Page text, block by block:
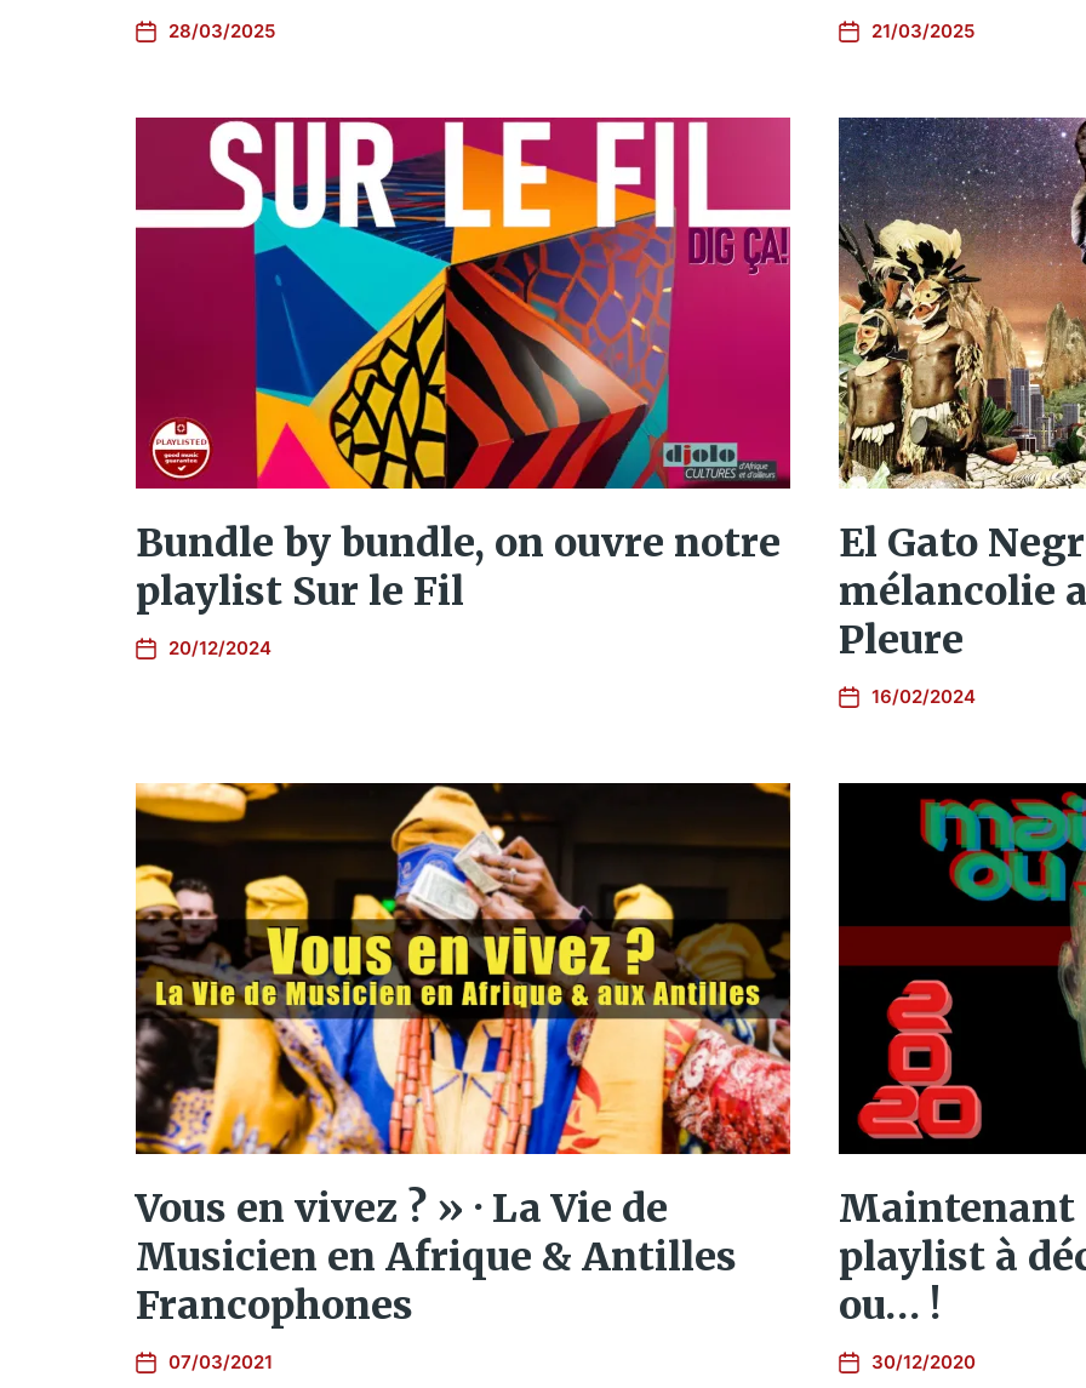
28/03/2025 21/03/2025
Bundle by bundle, on ouvre notre
playlist Sur le Fil
20/12/2024
El Gato
mélancolie
Pleure
16/02/2024
Vous en vivez ? » · La Vie de
Musicien en Afrique & Antilles
Francophones
07/03/2021
Maintenant
playlist à
ou… !
30/12/2020